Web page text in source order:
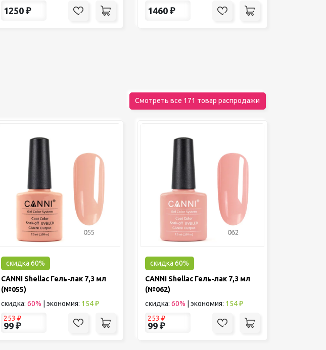
1250 ₽ 1460 ₽
Смотреть все 171 товар распродажи
скидка 60%
CANNI Shellac Гель-лак 7,3 мл
(№055)
скидка: 60% | экономия: 154 ₽
253₽
99 ₽
скидка 60%
CANNI Shellac Гель-лак 7,3 мл
(№062)
скидка: 60% | экономия: 154 ₽
253₽
99 ₽